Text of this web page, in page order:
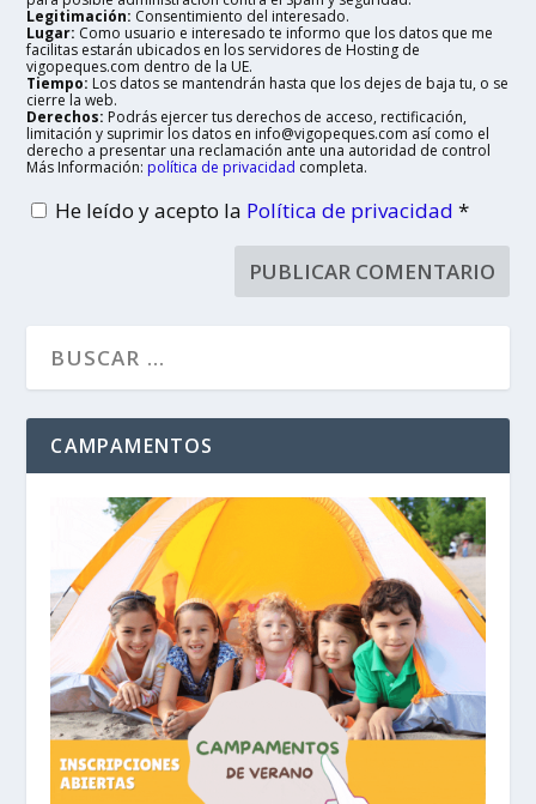
Legitimación: Consentimiento del interesado.
Lugar: Como usuario e interesado te informo que los datos que me
facilitas estarán ubicados en los servidores de Hosting de
vigopeques.com dentro de la UE.
Tiempo: Los datos se mantendrán hasta que los dejes de baja tu, o se
cierre la web.
Derechos: Podrás ejercer tus derechos de acceso, rectificación,
limitación y suprimir los datos en info@vigopeques.com así como el
derecho a presentar una reclamación ante una autoridad de control
Más Información: política de privacidad completa.
He leído y acepto la Política de privacidad*
CAMPAMENTOS